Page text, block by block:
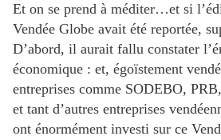
Et on se prend à méditer…et si
Vendée Globe avait été reportée,
D’abord, il aurait fallu constater
économique : et, égoïstement
entreprises comme SODEBO,
et tant d’autres entreprises
ont énormément investi sur ce